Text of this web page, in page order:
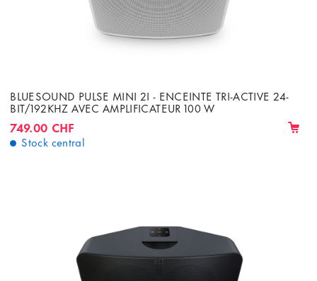
BLUESOUND PULSE MINI 2I - ENCEINTE TRI-ACTIVE 24-
BIT/192KHZ AVEC AMPLIFICATEUR 100 W
749.00 CHF
Stock central